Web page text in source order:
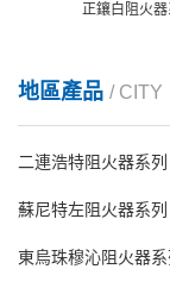
正鑲白阻火器
地區產品 / CITY
二連浩特阻火器系列
蘇尼特左阻火器系列
東烏珠穆沁阻火器系